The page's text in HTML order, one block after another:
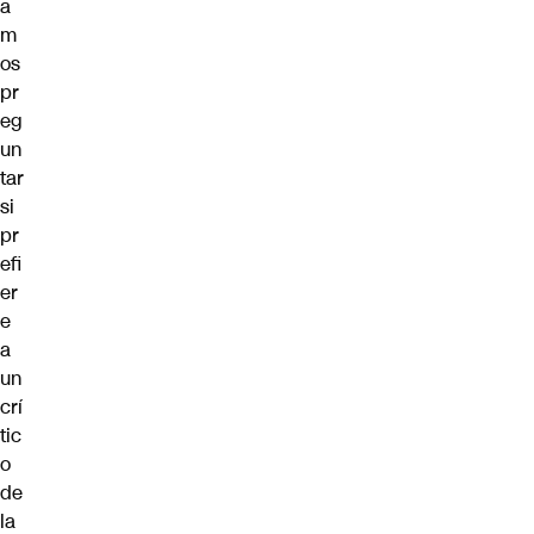
a
m
os
pr
eg
un
tar
si
pr
efi
er
e
a
un
crí
tic
o
de
la